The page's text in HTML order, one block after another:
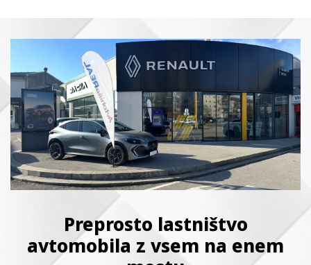
Preprosto lastništvo
avtomobila z vsem na enem